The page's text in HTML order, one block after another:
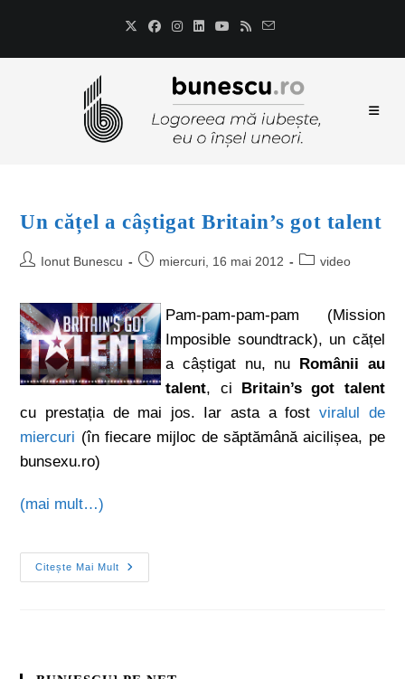
Un cățel a câștigat Britain’s got talent
Ionut Bunescu miercuri, 16 mai 2012 video
Pam-pam-pam-pam (Mission
Imposible soundtrack), un cățel
a câștigat nu, nu Românii au
talent, ci Britain’s got talent
cu prestația de mai jos. Iar asta a fost viralul de
miercuri (în fiecare mijloc de săptămână aicilișea, pe
bunsexu.ro)
(mai mult…)
Citește Mai Mult